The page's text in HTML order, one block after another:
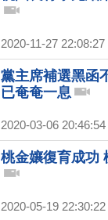
2020-11-27 22:08:27
黨主席補選黑函
已奄奄一息
2020-03-06 20:46:54
桃金孃復育成功
2020-05-19 22:30:22